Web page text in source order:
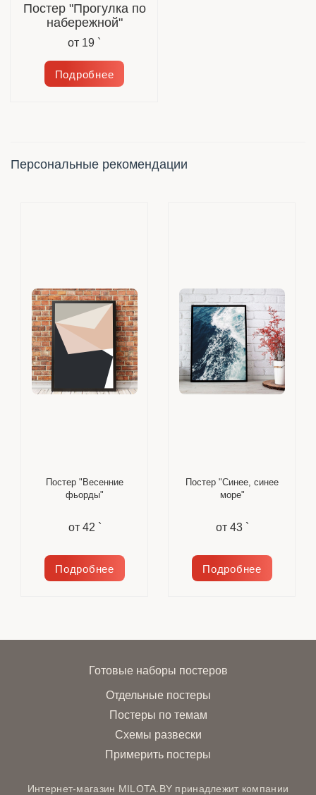
Постер "Прогулка по
набережной"
от 19 `
Подробнее
Персональные рекомендации
Постер "Весенние
фьорды"
от 42 `
Подробнее
Постер "Синее, синее
море"
от 43 `
Подробнее
Готовые наборы постеров
Отдельные постеры
Постеры по темам
Схемы развески
Примерить постеры
Интернет-магазин MILOTA.BY принадлежит компании